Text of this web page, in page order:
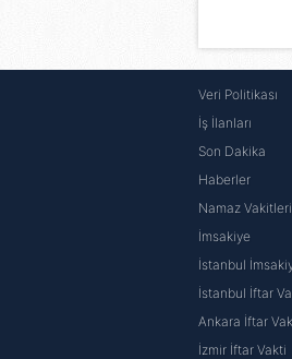
Veri Politikası
İş İlanları
Son Dakika
Haberler
Namaz Vakitleri
İmsakiye
İstanbul
İstanbul İftar
Ankara İftar
İzmir İftar Vakti